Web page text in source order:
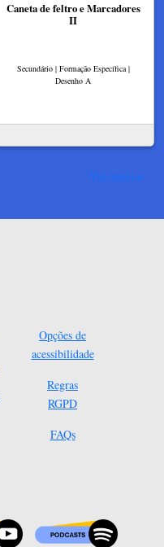
Caneta de feltro e Marcadores
II
Secundário | Formação Específica |
Desenho A
Ver mais
Opções de
acessibilidade
Regras
RGPD
FAQs